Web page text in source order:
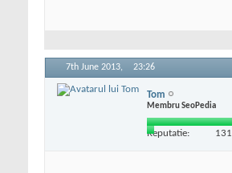
7th June 2013, 23:26
Tom
Membru SeoPedia
Reputatie: 131